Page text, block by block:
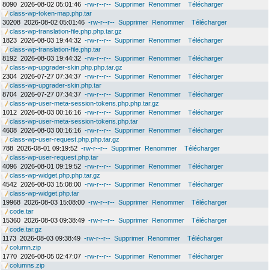
8090 2026-08-02 05:01:46 -rw-r--r-- Supprimer Renommer
Télécharger
class-wp-token-map.php.tar
30208 2026-08-02 05:01:46 -rw-r--r-- Supprimer Renommer
Télécharger
class-wp-translation-file.php.php.tar.gz
1823 2026-08-03 19:44:32 -rw-r--r-- Supprimer Renommer
Télécharger
class-wp-translation-file.php.tar
8192 2026-08-03 19:44:32 -rw-r--r-- Supprimer Renommer
Télécharger
class-wp-upgrader-skin.php.php.tar.gz
2304 2026-07-27 07:34:37 -rw-r--r-- Supprimer Renommer
Télécharger
class-wp-upgrader-skin.php.tar
8704 2026-07-27 07:34:37 -rw-r--r-- Supprimer Renommer
Télécharger
class-wp-user-meta-session-tokens.php.php.tar.gz
1012 2026-08-03 00:16:16 -rw-r--r-- Supprimer Renommer
Télécharger
class-wp-user-meta-session-tokens.php.tar
4608 2026-08-03 00:16:16 -rw-r--r-- Supprimer Renommer
Télécharger
class-wp-user-request.php.php.tar.gz
788 2026-08-01 09:19:52 -rw-r--r-- Supprimer Renommer
Télécharger
class-wp-user-request.php.tar
4096 2026-08-01 09:19:52 -rw-r--r-- Supprimer Renommer
Télécharger
class-wp-widget.php.php.tar.gz
4542 2026-08-03 15:08:00 -rw-r--r-- Supprimer Renommer
Télécharger
class-wp-widget.php.tar
19968 2026-08-03 15:08:00 -rw-r--r-- Supprimer Renommer
Télécharger
code.tar
15360 2026-08-03 09:38:49 -rw-r--r-- Supprimer Renommer
Télécharger
code.tar.gz
1173 2026-08-03 09:38:49 -rw-r--r-- Supprimer Renommer
Télécharger
column.zip
1770 2026-08-05 02:47:07 -rw-r--r-- Supprimer Renommer
Télécharger
columns.zip